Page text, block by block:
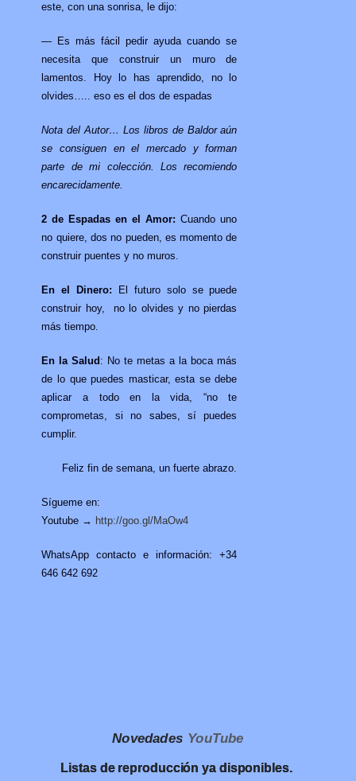
este, con una sonrisa, le dijo:
— Es más fácil pedir ayuda cuando se
necesita que construir un muro de
lamentos. Hoy lo has aprendido, no lo
olvides….. eso es el dos de espadas
Nota del Autor… Los libros de Baldor aún
se consiguen en el mercado y forman
parte de mi colección. Los recomiendo
encarecidamente.
2 de Espadas en el Amor: Cuando uno
no quiere, dos no pueden, es momento de
construir puentes y no muros.
En el Dinero: El futuro solo se puede
construir hoy, no lo olvides y no pierdas
más tiempo.
En la Salud : No te metas a la boca más
de lo que puedes masticar, esta se debe
aplicar a todo en la vida, “no te
comprometas, si no sabes, sí puedes
cumplir.
Feliz fin de semana, un fuerte abrazo.
Sígueme en:
Youtube → http://goo.gl/MaOw4
WhatsApp contacto e información: +34
646 642 692
Novedades YouTube
Listas de reproducción ya disponibles.